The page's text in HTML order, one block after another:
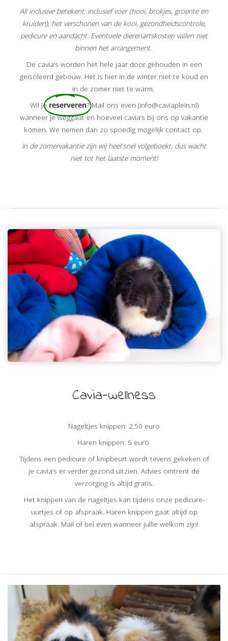
All inclusive betekent: inclusief voer (hooi, brokjes, groente en
kruiden), het verschonen van de kooi, gezondheidscontrole,
pedicure en aandacht. Eventuele dierenartskosten vallen niet
binnen het arrangement.
De cavia’s worden het hele jaar door gehouden in een
geïsoleerd gebouw. Het is hier in de winter niet te koud en
in de zomer niet te warm.
Wil je reserveren? Mail ons even (info@caviaplein.nl)
wanneer je weggaat en hoeveel cavia’s bij ons op vakantie
komen. We nemen dan zo spoedig mogelijk contact op.
In de zomervakantie zijn wij heel snel volgeboekt, dus wacht
niet tot het laatste moment!
Cavia-wellness
Nageltjes knippen: 2,50 euro
Haren knippen: 5 euro
Tijdens een pedicure of knipbeurt wordt tevens gekeken of
je cavia’s er verder gezond uitzien. Advies omtrent de
verzorging is altijd gratis.
Het knippen van de nageltjes kan tijdens onze pedicure-
uurtjes of op afspraak. Haren knippen gaat altijd op
afspraak. Mail of bel even wanneer jullie welkom zijn!